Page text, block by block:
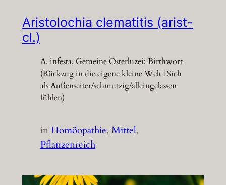
Aristolochia clematitis (arist-
cl.)
A. infesta, Gemeine Osterluzei; Birthwort
(Rückzug in die eigene kleine Welt | Sich
als Außenseiter/schmutzig/alleingelassen
fühlen)
inHomöopathie, Mittel
Pflanzenreich